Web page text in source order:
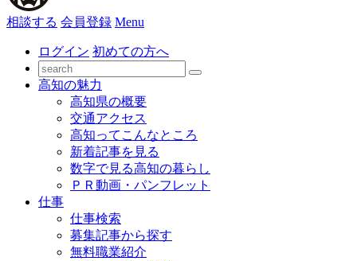
相談する 会員登録 Menu
ログイン 初めての方へ
高知の魅力
高知県の概要
交通アクセス
高知ってこんなところ
新着記事を見る
数字で見る高知の暮らし
ＰＲ動画・パンフレット
仕事
仕事検索
募集記事から探す
無料職業紹介